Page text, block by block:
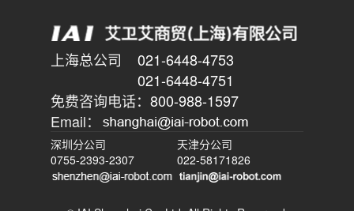
上海总公司 021-6448-4753
021-6448-4751
免费咨询电话： 800-988-1597
Email：
深圳分公司
0755-2393-2307
天津分公司
022-58171826